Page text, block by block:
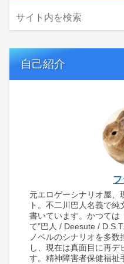
自己紹介
元エロゲーシナリオ屋、
ト。不二川巴人名義で
書いています。かつては
て”巴人 / Deesute /
ノベルのシナリオを多
し、現在は真面目に再
す。精神障害者保健福祉